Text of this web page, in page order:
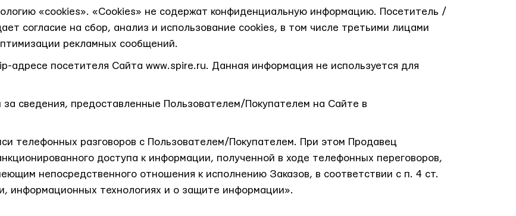
«cookies». «Cookies» не содержат конфиденциальную информацию. Посетитель /
согласие на сбор, анализ и использование cookies, в том числе третьими лицами
рекламных сообщений.
адресе посетителя Сайта www.spire.ru. Данная информация не используется для
сведения, предоставленные Пользователем/Покупателем на Сайте в
телефонных разговоров с Пользователем/Покупателем. При этом Продавец
доступа к информации, полученной в ходе телефонных переговоров,
непосредственного отношения к исполнению Заказов, в соответствии с п. 4 ст.
информационных технологиях и о защите информации».